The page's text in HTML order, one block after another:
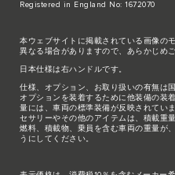
Registered in England No: 1672070
本ウェブサイトに掲載されている画像の
異なる場合がありますので、あらかじめ
日本仕様は右ハンドルです。
仕様、オプション、お取り扱いの有無は
オプションを装着するために他装備の装
量には、車両の標準装備が反映されてい
セサリーやその他のアイテムは、積載重
燃料、積載物、乗員を含む車両の重量が
うにしてください。